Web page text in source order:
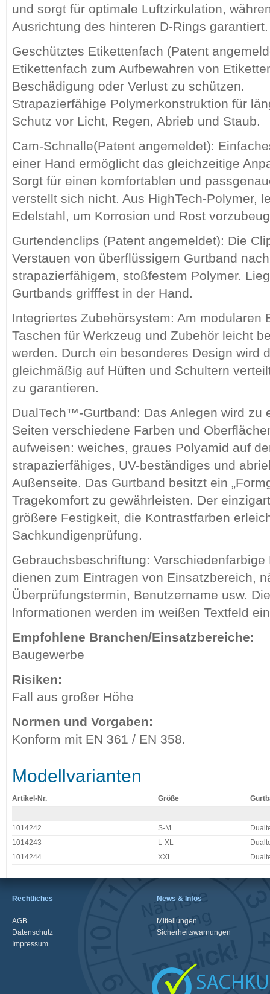
und sorgt für optimale Luftzirkulation,
Ausrichtung des hinteren D-Rings garantiert.
Geschütztes Etikettenfach (Patent
Etikettenfach zum Aufbewahren von
Beschädigung oder Verlust zu schützen.
Strapazierfähige Polymerkonstruktion für
Schutz vor Licht, Regen, Abrieb und Staub.
Cam-Schnalle(Patent angemeldet):
einer Hand ermöglicht das gleichzeitige
Sorgt für einen komfortablen und
verstellt sich nicht. Aus HighTech-Polymer,
Edelstahl, um Korrosion und Rost
Gurtendenclips (Patent angemeldet): Die
Verstauen von überflüssigem Gurtband
strapazierfähigem, stoßfestem Polymer.
Gurtbands grifffest in der Hand.
Integriertes Zubehörsystem: Am modularen
Taschen für Werkzeug und Zubehör leicht
werden. Durch ein besonderes Design wird
gleichmäßig auf Hüften und Schultern
zu garantieren.
DualTech™-Gurtband: Das Anlegen wird zu
Seiten verschiedene Farben und
aufweisen: weiches, graues Polyamid auf
strapazierfähiges, UV-beständiges und
Außenseite. Das Gurtband besitzt ein
Tragekomfort zu gewährleisten. Der
größere Festigkeit, die Kontrastfarben
Sachkundigenprüfung.
Gebrauchsbeschriftung:
dienen zum Eintragen von Einsatzbereich,
Überprüfungstermin, Benutzername usw.
Informationen werden im weißen Textfeld
Empfohlene Branchen/Einsatzbereiche:
Baugewerbe
Risiken:
Fall aus großer Höhe
Normen und Vorgaben:
Konform mit EN 361 / EN 358.
Modellvarianten
Artikel-Nr. Größe
—
—
—
1014242
S-M
1014243
L-XL
1014244
XXL
Rechtliches
AGB
Datenschutz
Impressum
News & Infos
Mitteilungen
Sicherheitswarnungen